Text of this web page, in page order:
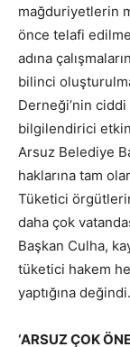
mağduriyetlerin
önce telafi
adına
bilinci
Derneği’nin ciddi
bilgilendirici
Arsuz Belediye
haklarına tam
Tüketici
daha çok
Başkan Culha,
tüketici hakem
yaptığına değindi.
‘ARSUZ ÇOK